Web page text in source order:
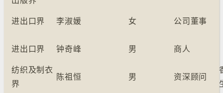
进出口界 李淑媛 女 公司董事
进出口界 钟奇峰 男 商人
纺织及制衣
界
陈祖恒 男 资深顾问